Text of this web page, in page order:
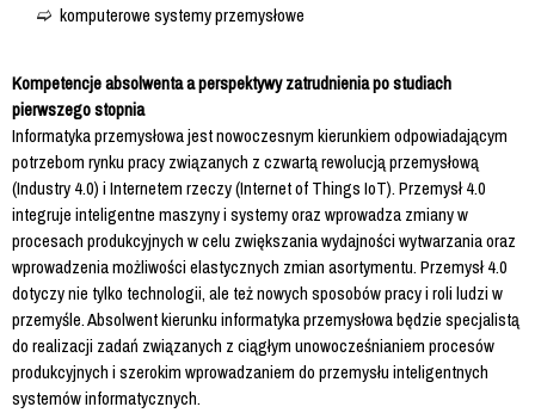
komputerowe systemy przemysłowe
Kompetencje absolwenta a perspektywy zatrudnienia po studiach
pierwszego stopnia
Informatyka przemysłowa jest nowoczesnym kierunkiem odpowiadającym
potrzebom rynku pracy związanych z czwartą rewolucją przemysłową
(Industry 4.0) i Internetem rzeczy (Internet of Things IoT). Przemysł 4.0
integruje inteligentne maszyny i systemy oraz wprowadza zmiany w
procesach produkcyjnych w celu zwiększania wydajności wytwarzania oraz
wprowadzenia możliwości elastycznych zmian asortymentu. Przemysł 4.0
dotyczy nie tylko technologii, ale też nowych sposobów pracy i roli ludzi w
przemyśle. Absolwent kierunku informatyka przemysłowa będzie specjalistą
do realizacji zadań związanych z ciągłym unowocześnianiem procesów
produkcyjnych i szerokim wprowadzaniem do przemysłu inteligentnych
systemów informatycznych.